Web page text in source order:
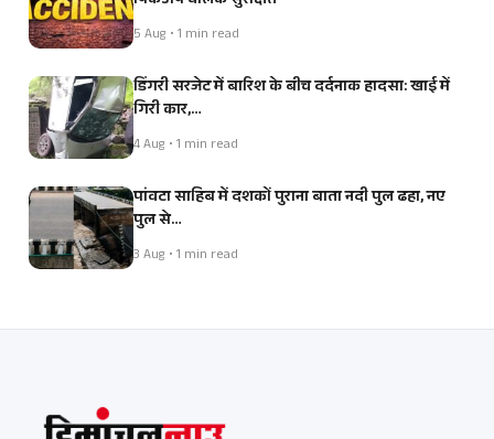
5 Aug • 1 min read
डिंगरी सरजेट में बारिश के बीच दर्दनाक हादसा: खाई में
गिरी कार,…
4 Aug • 1 min read
पांवटा साहिब में दशकों पुराना बाता नदी पुल ढहा, नए
पुल से…
3 Aug • 1 min read